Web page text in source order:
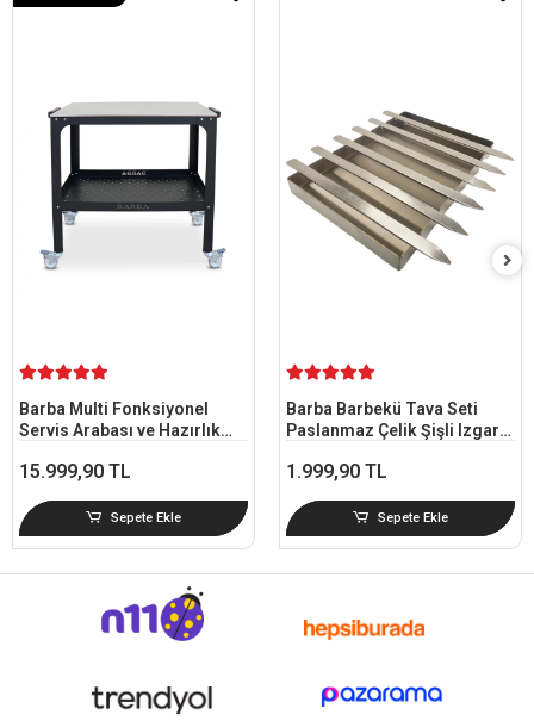
Barba Multi Fonksiyonel
Servis Arabası ve Hazırlık
Tekerlekli
15.999,90 TL
Sepete Ekle
Barba Barbekü Tava Seti
Paslanmaz Çelik Şişli Izgara
1.999,90 TL
Sepete Ekle